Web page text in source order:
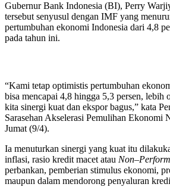
Gubernur Bank Indonesia (BI), Perry
tersebut senyusul dengan IMF yang
pertumbuhan ekonomi Indonesia dari 4,8
pada tahun ini.
“Kami tetap optimistis pertumbuhan
bisa mencapai 4,8 hingga 5,3 persen, lebih
kita sinergi kuat dan ekspor bagus,” kata
Sarasehan Akselerasi Pemulihan Ekonomi
Jumat (9/4).
Ia menuturkan sinergi yang kuat itu
inflasi, rasio kredit macet atau Non–
perbankan, pemberian stimulus ekonomi,
maupun dalam mendorong penyaluran